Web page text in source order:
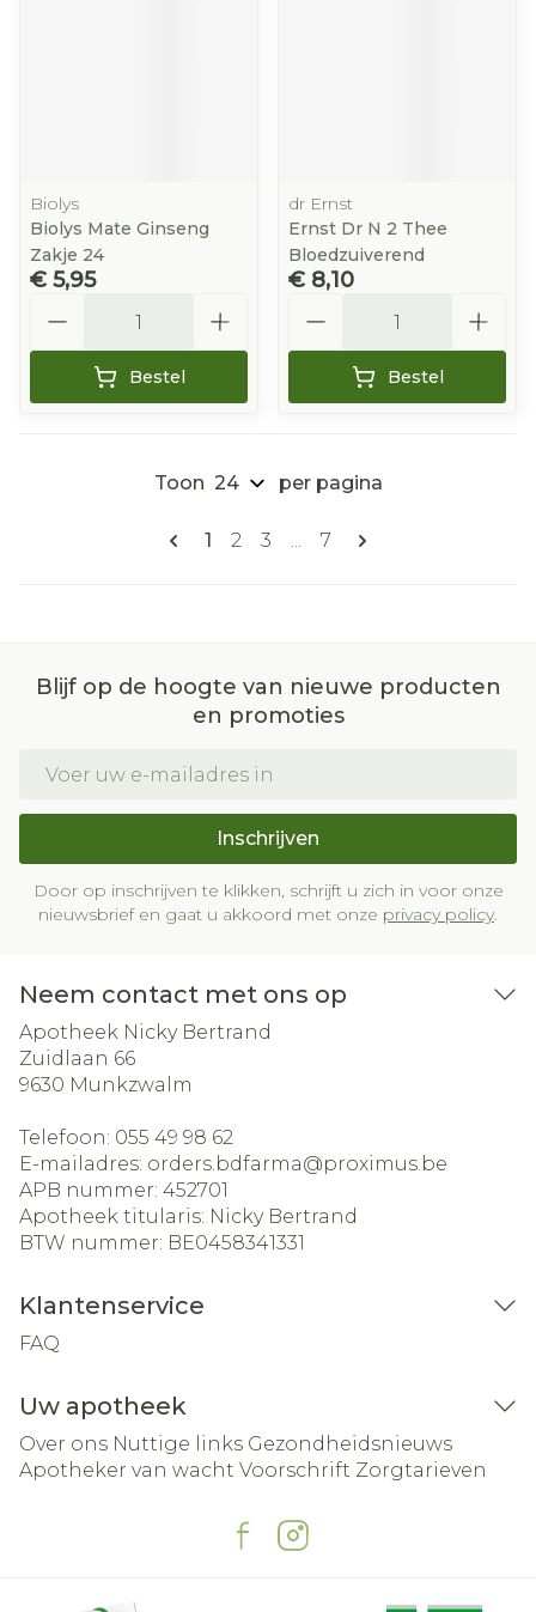
Biolys
Biolys Mate Ginseng
Zakje 24
€ 5,95
Bestel
dr Ernst
Ernst Dr N 2 Thee
Bloedzuiverend
€ 8,10
Bestel
Pagina's
U lees momenteel pagina
1 Pagina
2 Pagina
3 ... Pagina
7
Toon per pagina
Blijf op de hoogte van nieuwe producten
en promoties
Inschrijven
Door op inschrijven te klikken, schrijft u zich in voor onze
nieuwsbrief en gaat u akkoord met onze privacy policy.
Neem contact met ons op
Apotheek Nicky Bertrand
Zuidlaan 66
9630 Munkzwalm
Telefoon: 055 49 98 62
E-mailadres: orders.bdfarma@proximus.be
APB nummer: 452701
Apotheek titularis: Nicky Bertrand
BTW nummer: BE0458341331
Klantenservice
FAQ
Uw apotheek
Over ons Nuttige links Gezondheidsnieuws
Apotheker van wacht Voorschrift Zorgtarieven